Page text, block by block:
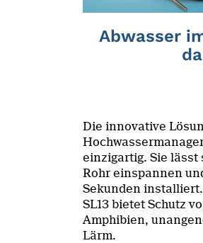
Abwasser
Die innovative
einzigartig. Sie lässt
Rohr einspannen
Sekunden
SL13 bietet Schutz
Amphibien,
Lärm.